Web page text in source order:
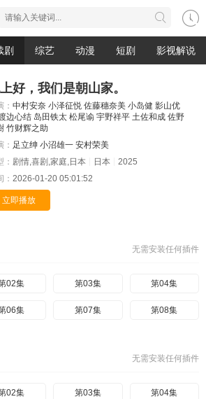
剧 综艺 动漫 短剧 影视解说
好，我们是朝山家。
： 中村安奈 小泽征悦 佐藤穗奈美 小岛健 影山优
边心结 岛田铁太 松尾谕 宇野祥平 土佐和成 佐野
竹财辉之助
： 足立绅 小沼雄一 安村荣美
： 剧情,喜剧,家庭,日本 日本
2025
： 2026-01-20 05:01:52
立即播放
无需安装任何插件
02集 第03集 第04集
06集 第07集 第08集
无需安装任何插件
02集 第03集 第04集